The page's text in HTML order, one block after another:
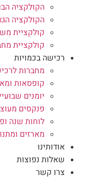
הקולקציה
הקולקציה
קולקציית
קולקציית
רכישה בכמויות
מחברות
קופסאות
יומנים
פנקסים
לוחות שנה
מארזים
אודותינו
שאלות נפוצות
צרו קשר